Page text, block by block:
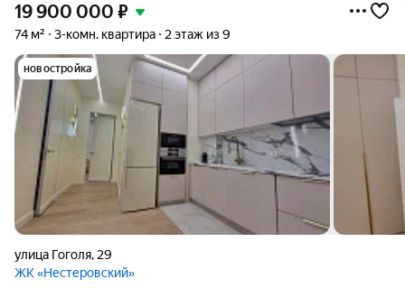
19 900 000 ₽
74 м² 3-комн. квартира 2 этаж из 9
новостройка
улица Гоголя, 29
ЖК «Нестеровский»